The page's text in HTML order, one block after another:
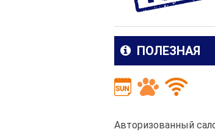
ПОЛЕЗНАЯ
Авторизованный